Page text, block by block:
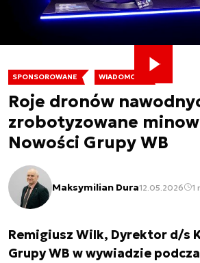
SPONSOROWANE WIADOMOŚCI
Roje dronów
zrobotyzowane
Nowości Grupy WB
Maksymilian Dura12.05.2026 1
Remigiusz Wilk, Dyrektor d/s
Grupy WB w wywiadzie